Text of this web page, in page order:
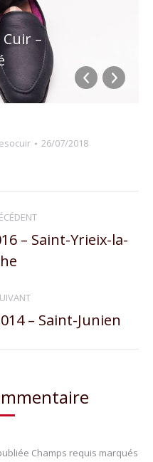
–
26/07/2018
– Saint-Yrieix-la-
– Saint-Junien
Champs requis marqués